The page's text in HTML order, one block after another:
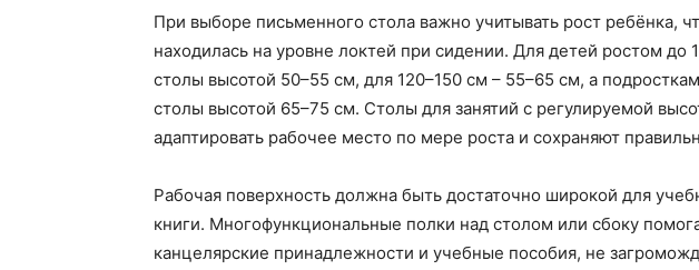
При выборе письменного стола важно учитывать рост ребёнка,
находилась на уровне локтей при сидении. Для детей ростом до
столы высотой 50–55 см, для 120–150 см – 55–65 см, а
столы высотой 65–75 см. Столы для занятий с регулируемой
адаптировать рабочее место по мере роста и сохраняют
Рабочая поверхность должна быть достаточно широкой для
книги. Многофункциональные полки над столом или сбоку
канцелярские принадлежности и учебные пособия, не